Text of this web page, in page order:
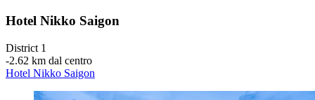
Hotel Nikko Saigon
District 1
‐2.62 km dal centro
Hotel Nikko Saigon